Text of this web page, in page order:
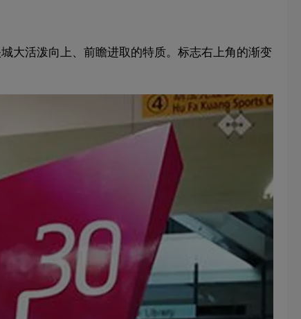
大活泼向上、前瞻进取的特质。标志右上角的渐变